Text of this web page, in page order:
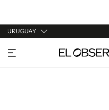
URUGUAY
URUGUAY
ARGENTINA